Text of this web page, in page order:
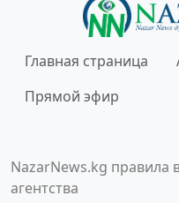
Главная страница
Прямой эфир
NazarNews.kg правила
агентства